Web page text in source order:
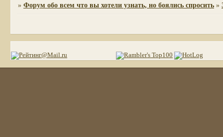
»Форум обо всем что вы хотели узнать, но боялись спросить »